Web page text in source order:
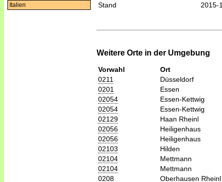
Italien
Stand
2015-
Weitere Orte in der Umgebung
Vorwahl
Ort
0211
Düsseldorf
0201
Essen
02054
Essen-Kettwig
02054
Essen-Kettwig
02129
Haan Rheinl
02056
Heiligenhaus
02056
Heiligenhaus
02103
Hilden
02104
Mettmann
02104
Mettmann
0208
Oberhausen Rheinl